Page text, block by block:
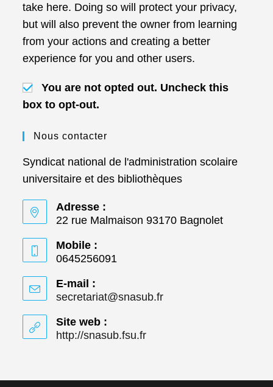
take here. Doing so will protect your privacy,
but will also prevent the owner from learning
from your actions and creating a better
experience for you and other users.
You are not opted out. Uncheck this
box to opt-out.
Nous contacter
Syndicat national de l'administration scolaire
universitaire et des bibliothèques
Adresse :
22 rue Malmaison 93170 Bagnolet
Mobile :
0645256091
E-mail :
secretariat@snasub.frS’ouvre
Site web :
http://snasub.fsu.frS’ouvre
onglet